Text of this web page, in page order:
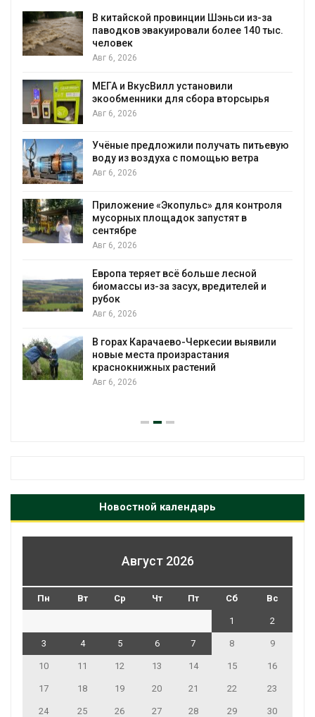
В китайской провинции Шэньси из-за
паводков эвакуировали более 140 тыс.
человек
Авг 6, 2026
МЕГА и ВкусВилл установили
экообменники для сбора вторсырья
Авг 6, 2026
Учёные предложили получать питьевую
воду из воздуха с помощью ветра
Авг 6, 2026
Приложение «Экопульс» для контроля
мусорных площадок запустят в
сентябре
Авг 6, 2026
Европа теряет всё больше лесной
биомассы из-за засух, вредителей и
рубок
Авг 6, 2026
В горах Карачаево-Черкесии выявили
новые места произрастания
краснокнижных растений
Авг 6, 2026
Новостной календарь
Август 2026
Пн Вт Ср Чт Пт Сб Вс
1 2
3 4 5 6 7 8 9
10 11 12 13 14 15 16
17 18 19 20 21 22 23
24 25 26 27 28 29 30